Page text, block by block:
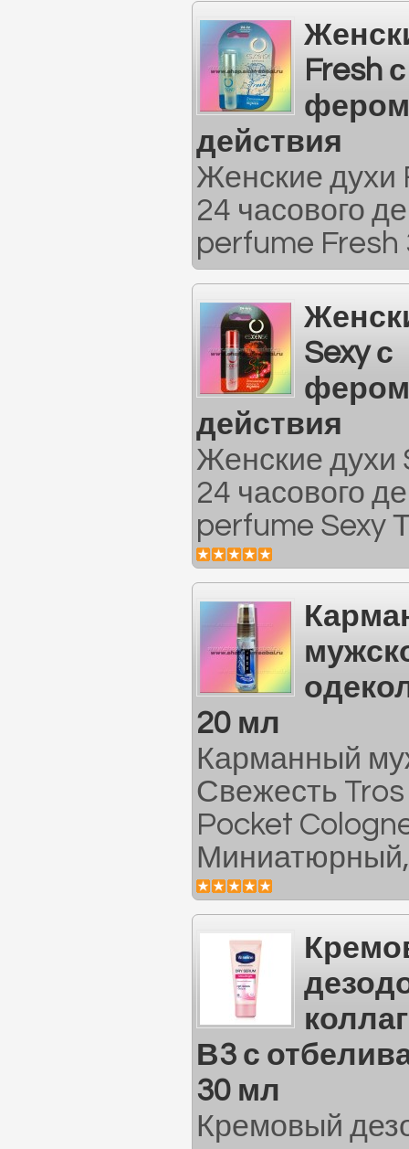
Fresh с
действия
Женские духи
24 часового
perfume Fresh
Sexy с
действия
Женские духи
24 часового
perfume Sexy
20 мл
Карманный
Свежесть
Pocket
В3 с
30 мл
Кремовый